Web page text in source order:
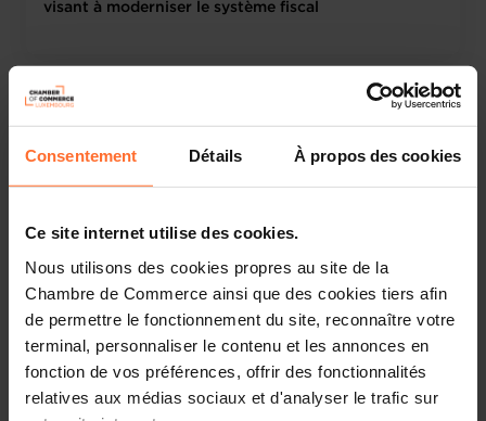
Consentement Détails À propos des cookies
Ce site internet utilise des cookies.
Nous utilisons des cookies propres au site de la
Chambre de Commerce ainsi que des cookies tiers afin
de permettre le fonctionnement du site, reconnaître votre
terminal, personnaliser le contenu et les annonces en
fonction de vos préférences, offrir des fonctionnalités
relatives aux médias sociaux et d'analyser le trafic sur
visant à moderniser le système fiscal
10.09.2021
Digital Services Act – Position